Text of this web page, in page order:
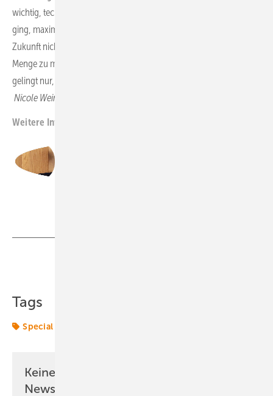
wichtig, technisch seine Anlage im Griff zu haben, weil es darum
ging, maximal viele Kilowattstunden zu produzieren. Das wird in
Zukunft nicht mehr so sein. Es kommt nicht mehr darauf an, die
Menge zu maximieren, sondern den Vermarktungserfolg. Das
gelingt nur, indem ich mich der echten Energiewirtschaft zuwende.
Nicole Weinhold
Weitere Informationen:
Tags
Special
Keine Zeit? Kein Problem mit dem ERE
Newsletter!